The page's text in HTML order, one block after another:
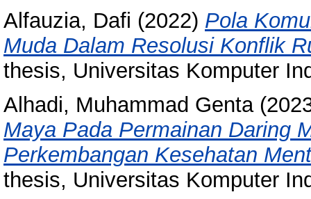
Alfauzia, Dafi (2022) Pola
Muda Dalam Resolusi Konflik
thesis, Universitas Komputer
Alhadi, Muhammad Genta
Maya Pada Permainan Daring
Perkembangan Kesehatan
thesis, Universitas Komputer